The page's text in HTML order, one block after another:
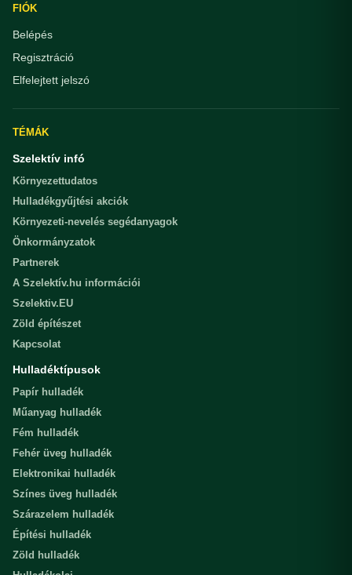
FIÓK
Belépés
Regisztráció
Elfelejtett jelszó
TÉMÁK
Szelektív infó
Környezettudatos
Hulladékgyűjtési akciók
Környezeti-nevelés segédanyagok
Önkormányzatok
Partnerek
A Szelektív.hu információi
Szelektiv.EU
Zöld építészet
Kapcsolat
Hulladéktípusok
Papír hulladék
Műanyag hulladék
Fém hulladék
Fehér üveg hulladék
Elektronikai hulladék
Színes üveg hulladék
Szárazelem hulladék
Építési hulladék
Zöld hulladék